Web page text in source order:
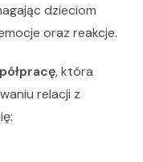
dzieciom
oraz reakcje.
, która
relacji z